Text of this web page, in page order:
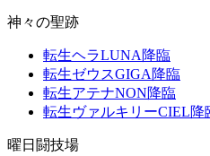
神々の聖跡
転生ヘラLUNA降臨
転生ゼウスGIGA降臨
転生アテナNON降臨
転生ヴァルキリーCIEL降
曜日闘技場